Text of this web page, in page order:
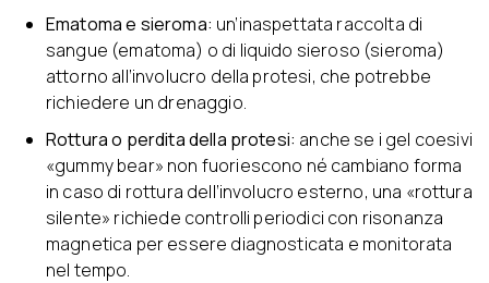
Ematoma e sieroma: un’inaspettata raccolta di
sangue (ematoma) o di liquido sieroso (sieroma)
attorno all’involucro della protesi, che potrebbe
richiedere un drenaggio.
Rottura o perdita della protesi: anche se i gel coesivi
«gummy bear» non fuoriescono né cambiano forma
in caso di rottura dell’involucro esterno, una «rottura
silente» richiede controlli periodici con risonanza
magnetica per essere diagnosticata e monitorata
nel tempo.